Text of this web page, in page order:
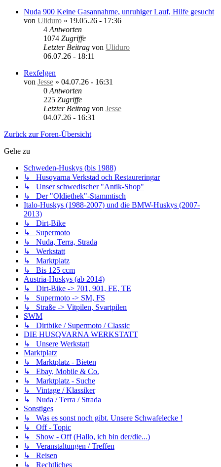
Nuda 900 Keine Gasannahme, unruhiger Lauf, Hilfe gesucht
von Uliduro » 19.05.26 - 17:36
4 Antworten
1074 Zugriffe
Letzter Beitrag von Uliduro
06.07.26 - 18:11
Rexfelgen
von Jesse » 04.07.26 - 16:31
0 Antworten
225 Zugriffe
Letzter Beitrag von Jesse
04.07.26 - 16:31
Zurück zur Foren-Übersicht
Gehe zu
Schweden-Huskys (bis 1988)
↳ Husqvarna Verkstad och Restaureringar
↳ Unser schwedischer "Antik-Shop"
↳ Der "Oldiethek"-Stammtisch
Italo-Huskys (1988-2007) und die BMW-Huskys (2007-
2013)
↳ Dirt-Bike
↳ Supermoto
↳ Nuda, Terra, Strada
↳ Werkstatt
↳ Marktplatz
↳ Bis 125 ccm
Austria-Huskys (ab 2014)
↳ Dirt-Bike -> 701, 901, FE, TE
↳ Supermoto -> SM, FS
↳ Straße -> Vitpilen, Svartpilen
SWM
↳ Dirtbike / Supermoto / Classic
DIE HUSQVARNA WERKSTATT
↳ Unsere Werkstatt
Marktplatz
↳ Marktplatz - Bieten
↳ Ebay, Mobile & Co.
↳ Marktplatz - Suche
↳ Vintage / Klassiker
↳ Nuda / Terra / Strada
Sonstiges
↳ Was es sonst noch gibt. Unsere Schwafelecke !
↳ Off - Topic
↳ Show - Off (Hallo, ich bin der/die...)
↳ Veranstaltungen / Treffen
↳ Reisen
↳ Rechtliches